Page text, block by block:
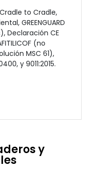
to Cradle,
GREENGUARD
Declaración CE
(no
MSC 61),
y 9011:2015.
y